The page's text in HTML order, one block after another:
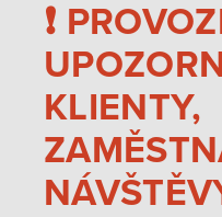
❗️
KLIENTY,